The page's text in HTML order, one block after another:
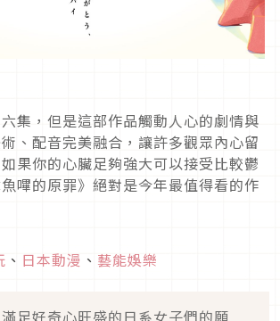
集，但是這部作品觸動人心的劇情與
、配音完美融合，讓許多觀眾內心留
果你的心臟足夠強大可以接受比較鬱
嗶的原罪》絕對是今年最值得看的作
、 日本動漫 、 藝能娛樂
滿足好奇心旺盛的日系女子們的願